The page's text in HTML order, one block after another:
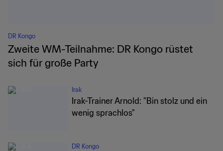
DR Kongo
Zweite WM-Teilnahme: DR Kongo rüstet
sich für große Party
Irak
Irak-Trainer Arnold: "Bin stolz und ein
wenig sprachlos"
DR Kongo